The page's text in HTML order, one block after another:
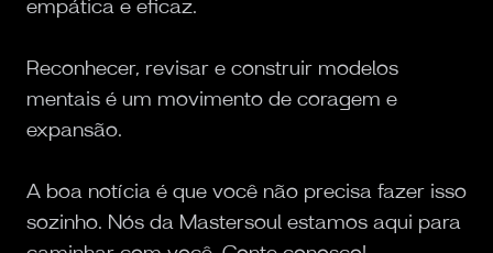
empática e eficaz.
Reconhecer, revisar e construir modelos
mentais é um movimento de coragem e
expansão.
A boa notícia é que você não precisa fazer isso
sozinho. Nós da Mastersoul estamos aqui para